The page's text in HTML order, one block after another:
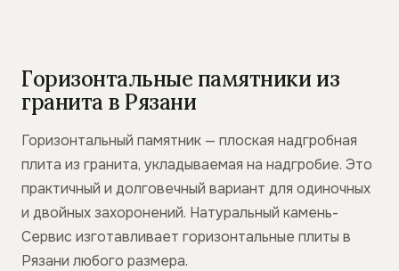
Горизонтальные памятники из
гранита в Рязани
Горизонтальный памятник — плоская надгробная
плита из гранита, укладываемая на надгробие. Это
практичный и долговечный вариант для одиночных
и двойных захоронений. Натуральный камень-
Сервис изготавливает горизонтальные плиты в
Рязани любого размера.